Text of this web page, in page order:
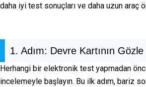
daha iyi test sonuçları ve daha uzun araç
1. Adım: Devre Kartının
Herhangi bir elektronik test yapmadan
incelemeyle başlayın. Bu ilk adım, bariz